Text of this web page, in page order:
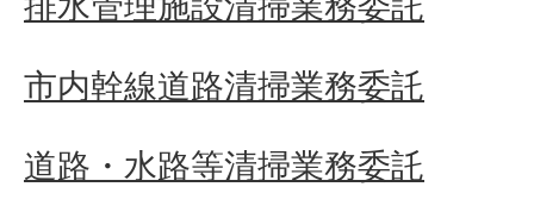
市内幹線道路清掃業務委託
道路・水路等清掃業務委託